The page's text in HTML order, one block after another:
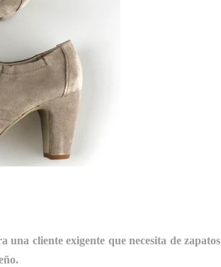
cliente exigente que necesita de zapatos